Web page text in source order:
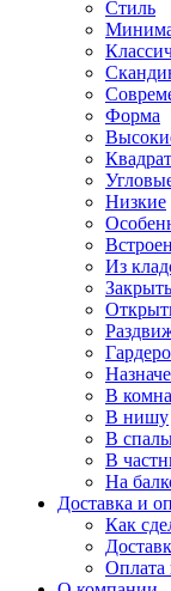
Стиль
Форма
Низкие
Из
В
В нишу
В
В
На
Доставка и
Как
Оплата